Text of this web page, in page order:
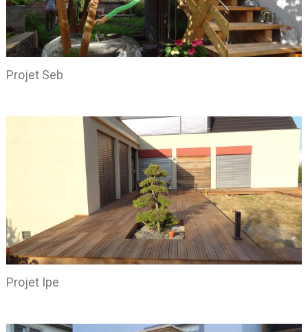
Projet Seb
Projet Ipe